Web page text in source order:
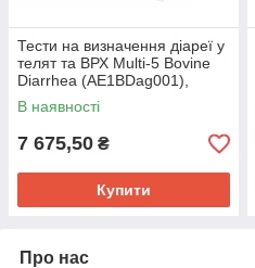
Тести на визначення діареї у
телят та ВРХ Multi-5 Bovine
Diarrhea (AE1BDag001),
AniEasy
В наявності
7 675,50 ₴
Купити
Про нас